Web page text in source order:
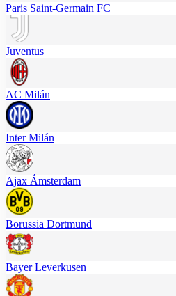
Paris Saint-Germain FC
Juventus
AC Milán
Inter Milán
Ajax Ámsterdam
Borussia Dortmund
Bayer Leverkusen